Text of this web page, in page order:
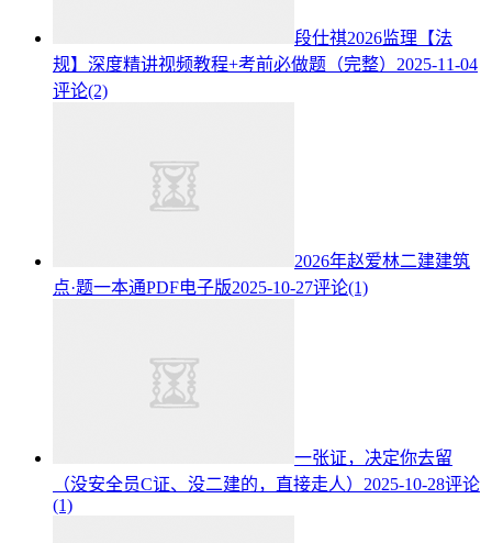
段仕祺2026监理【法
规】深度精讲视频教程+考前必做题（完整） 2025-11-04
评论(2)
2026年赵爱林二建建筑
点·题一本通PDF电子版2025-10-27评论(1)
一张证，决定你去留
（没安全员C证、没二建的，直接走人） 2025-10-28评论
(1)